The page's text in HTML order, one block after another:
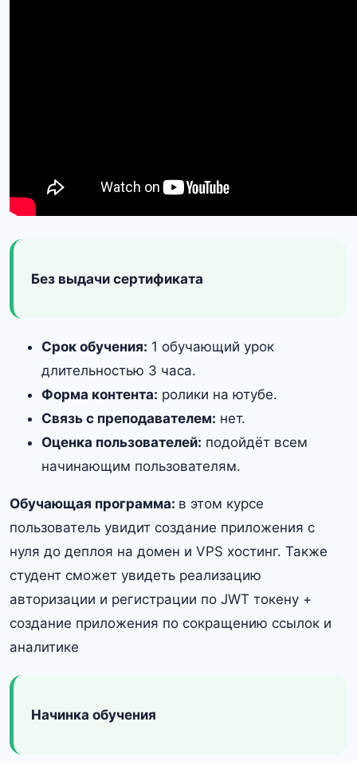
Без выдачи сертификата
Срок обучения: 1 обучающий урок
длительностью 3 часа.
Форма контента: ролики на ютубе.
Связь с преподавателем: нет.
Оценка пользователей: подойдёт всем
начинающим пользователям.
Обучающая программа: в этом курсе
пользователь увидит создание приложения с
нуля до деплоя на домен и VPS хостинг. Также
студент сможет увидеть реализацию
авторизации и регистрации по JWT токену +
создание приложения по сокращению ссылок и
аналитике
Начинка обучения